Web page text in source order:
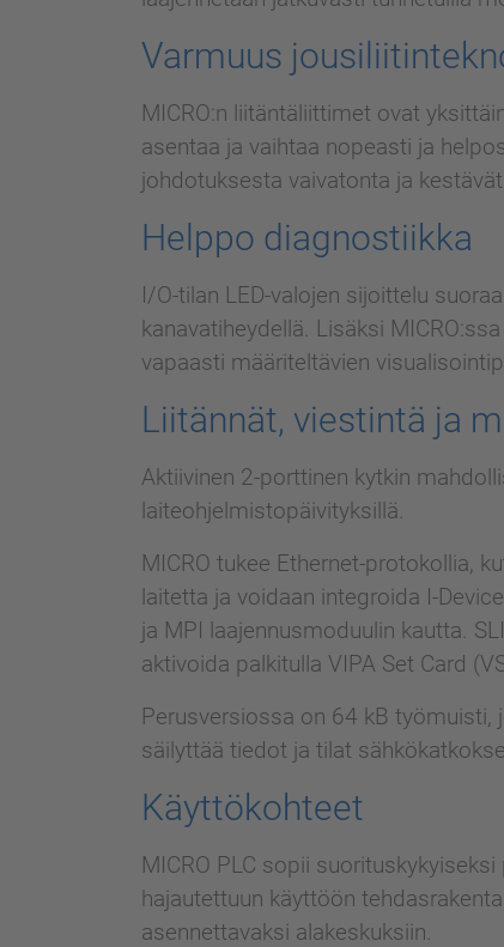
Varmuus
MICRO:n liitäntäliittimet ovat
asentaa ja vaihtaa nopeasti ja
johdotuksesta vaivatonta ja
Helppo diagnostiikka
I/O-tilan LED-valojen sijoittelu
kanavatiheydellä. Lisäksi
vapaasti määriteltävien
Liitännät, viestintä ja
Aktiivinen 2-porttinen kytkin
laiteohjelmistopäivityksillä.
MICRO tukee Ethernet-protokollia,
laitetta ja voidaan integroida I-
ja MPI laajennusmoduulin kautta.
aktivoida palkitulla VIPA Set Card
Perusversiossa on 64 kB työmuisti,
säilyttää tiedot ja tilat
Käyttökohteet
MICRO PLC sopii
hajautettuun käyttöön
asennettavaksi alakeskuksiin.